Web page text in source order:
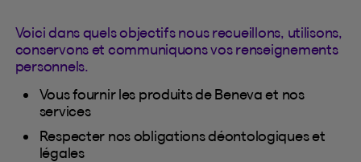
Voici dans quels objectifs nous recueillons, utilisons,
conservons et communiquons vos renseignements
personnels.
Vous fournir les produits de Beneva et nos
services
Respecter nos obligations déontologiques et
légales